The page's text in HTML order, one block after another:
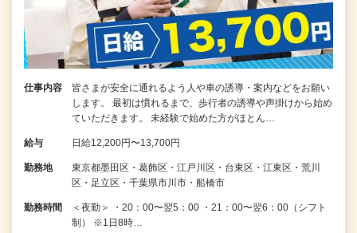
仕事内容
皆さまが安全に通れるよう人や車の誘導・案内などをお願い
します。 最初は慣れるまで、歩行者の誘導や声掛けから始め
ていただきます。 未経験で始めた方がほとん…
給与 日給12,200円〜13,700円
勤務地
東京都墨田区・葛飾区・江戸川区・台東区・江東区・荒川
区・足立区・千葉県市川市・船橋市
勤務時間
＜夜勤＞ ・20：00〜翌5：00 ・21：00〜翌6：00（シフト
制） ※1日8時…